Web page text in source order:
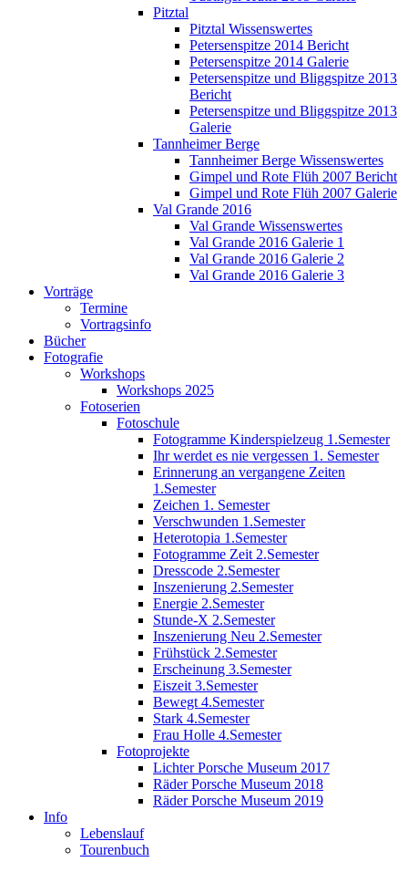
Pitztal
Pitztal Wissenswertes
Petersenspitze 2014 Bericht
Petersenspitze 2014 Galerie
Petersenspitze und Bliggspitze 2013
Bericht
Petersenspitze und Bliggspitze 2013
Galerie
Tannheimer Berge
Tannheimer Berge Wissenswertes
Gimpel und Rote Flüh 2007 Bericht
Gimpel und Rote Flüh 2007 Galerie
Val Grande 2016
Val Grande Wissenswertes
Val Grande 2016 Galerie 1
Val Grande 2016 Galerie 2
Val Grande 2016 Galerie 3
Vorträge
Termine
Vortragsinfo
Bücher
Fotografie
Workshops
Workshops 2025
Fotoserien
Fotoschule
Fotogramme Kinderspielzeug 1.Semester
Ihr werdet es nie vergessen 1. Semester
Erinnerung an vergangene Zeiten
1.Semester
Zeichen 1. Semester
Verschwunden 1.Semester
Heterotopia 1.Semester
Fotogramme Zeit 2.Semester
Dresscode 2.Semester
Inszenierung 2.Semester
Energie 2.Semester
Stunde-X 2.Semester
Inszenierung Neu 2.Semester
Frühstück 2.Semester
Erscheinung 3.Semester
Eiszeit 3.Semester
Bewegt 4.Semester
Stark 4.Semester
Frau Holle 4.Semester
Fotoprojekte
Lichter Porsche Museum 2017
Räder Porsche Museum 2018
Räder Porsche Museum 2019
Info
Lebenslauf
Tourenbuch